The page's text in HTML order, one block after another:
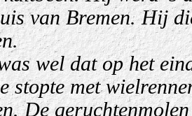
van Bremen. Hij
wel dat op het
stopte met
De